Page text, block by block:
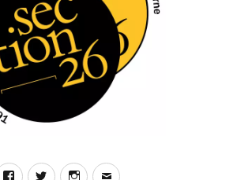
FacebookTwitterInstagram
E-